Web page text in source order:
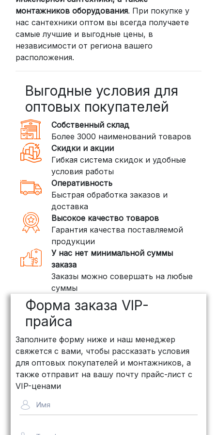
СДЭК: Выбирайте доставку до
пункта выдачи (от 2 дней) или
курьером до двери (от 3 дней).
Стоимость начинается от300
рублей
пунктов выдачи или курьером.
Сроки — от 2 дней, стоимость — от
350 рублей
DPD: Международная служба
доставки, которая работает и
внутри России. Сроки — от 2 дней,
стоимость — от 400 рублей
3. Доставка крупногабаритных грузов
(ПЭК, КИТ, Байкал Сервис)
Если ваш заказ включает большие или
тяжелые товары, мы рекомендуем
воспользоваться услугами компаний,
специализирующихся на доставке
грузов:
ПЭК: Сроки доставки — от 3 до 10
дней, стоимость рассчитывается
индивидуально (минимум
рублей
объемных заказов. Сроки — от 3
дней, стоимость — от500 рублей
Байкал Сервис: Идеально подходит
для крупногабаритных товаров.
рассчитывается индивидуально
монтажников оборудования. При покупке у
нас сантехники оптом вы всегда получаете
самые лучшие и выгодные цены, в
независимости от региона вашего
расположения.
Выгодные условия для
оптовых покупателей
Собственный склад
Более 3000 наименований товаров
Скидки и акции
Гибкая система скидок и удобные
условия работы
Оперативность
Быстрая обработка заказов и
доставка
Высокое качество товаров
Гарантия качества поставляемой
продукции
У нас нет минимальной суммы
заказа
Заказы можно совершать на любые
суммы
Форма заказа VIP-
прайса
Заполните форму ниже и наш менеджер
свяжется с вами, чтобы рассказать условия
для оптовых покупателей и монтажников, а
также отправит на вашу почту прайс-лист с
VIP-ценами
Имя